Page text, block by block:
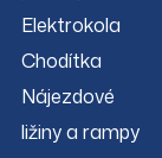
Elektrokola
Chodítka
Nájezdové
ližiny a rampy